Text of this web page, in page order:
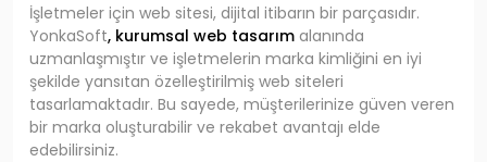
İşletmeler için web sitesi, dijital itibarın bir parçasıdır.
YonkaSoft, kurumsal web tasarım alanında
uzmanlaşmıştır ve işletmelerin marka kimliğini en iyi
şekilde yansıtan özelleştirilmiş web siteleri
tasarlamaktadır. Bu sayede, müşterilerinize güven veren
bir marka oluşturabilir ve rekabet avantajı elde
edebilirsiniz.